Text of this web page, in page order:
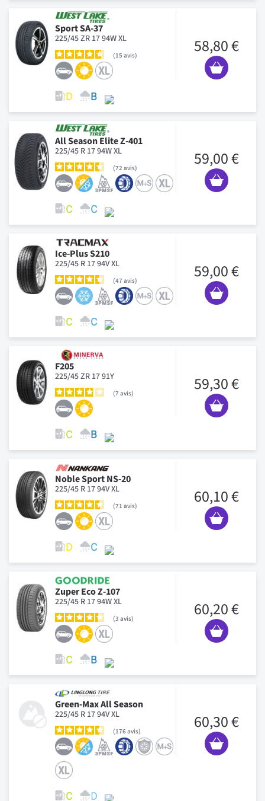
Sport SA-37
225/45 ZR 17 94W XL
15 avis 58,80 €
All Season Elite Z-401
225/45 R 17 94W XL
72 avis 59,00 €
Ice-Plus S210
225/45 R 17 94V XL
47 avis 59,00 €
F205
225/45 ZR 17 91Y
7 avis 59,30 €
Noble Sport NS-20
225/45 R 17 94V XL
71 avis 60,10 €
Zuper Eco Z-107
225/45 R 17 94W XL
3 avis 60,20 €
Green-Max All Season
225/45 R 17 94V XL
176avis 60,30 €